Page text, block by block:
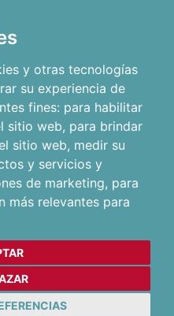
y otras tecnologías
su experiencia de
fines: para habilitar
sitio web, para brindar
sitio web, medir su
y servicios y
de marketing, para
más relevantes para